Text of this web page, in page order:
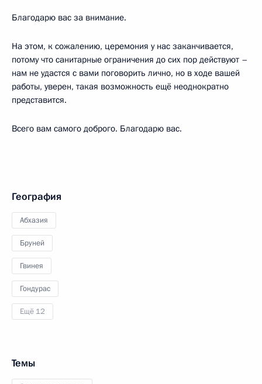
Благодарю вас за внимание.
На этом, к сожалению, церемония у нас заканчивается,
потому что санитарные ограничения до сих пор действуют –
нам не удастся с вами поговорить лично, но в ходе вашей
работы, уверен, такая возможность ещё неоднократно
представится.
Всего вам самого доброго. Благодарю вас.
География
Абхазия
Бруней
Гвинея
Гондурас
Ещё 12
Темы